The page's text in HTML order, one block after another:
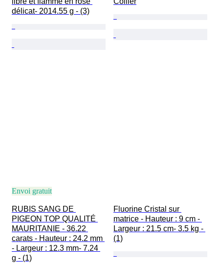
délicat- 2014.55 g - (3)
Envoi gratuit
RUBIS SANG DE
PIGEON TOP QUALITÉ
MAURITANIE - 36.22
carats - Hauteur : 24.2 mm
- Largeur : 12.3 mm- 7.24
g - (1)
Fluorine Cristal sur
matrice - Hauteur : 9 cm -
Largeur : 21.5 cm- 3.5 kg -
(1)